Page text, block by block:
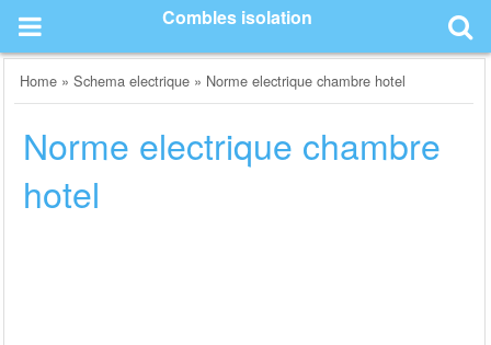
content
Combles isolation
Home »Schema electrique » Norme electrique chambre hotel
Norme electrique chambre
hotel